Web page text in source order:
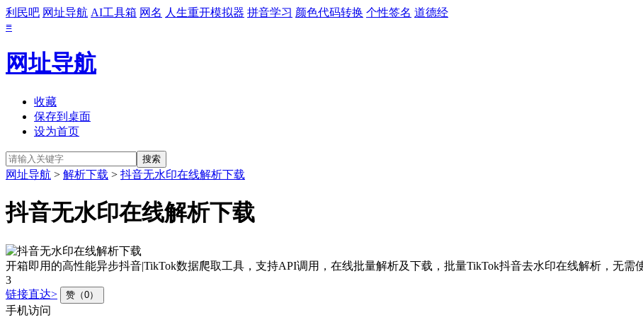
利民吧 网址导航 AI工具箱 网名 人生重开模拟器 拼音学习 颜色代码转换 个性签名 道德经
≡
网址导航
收藏
保存到桌面
设为首页
网址导航 > 解析下载 > 抖音无水印在线解析下载
抖音无水印在线解析下载
开箱即用的高性能异步抖音|TikTok数据爬取工具，支持API调用，在线批量解析及下载，批量TikTok抖音去水印在线解析，无
3
链接直达>
赞（0）
手机访问